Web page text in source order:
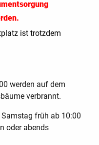
ist trotzdem
werden auf dem
verbrannt.
früh ab 10:00
oder abends